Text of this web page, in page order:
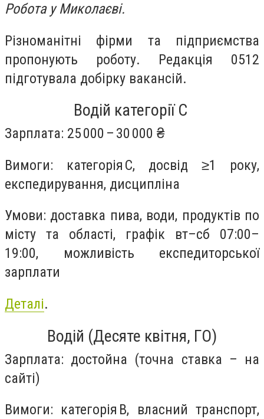
Робота у Миколаєві.
Різноманітні фірми та підприємства
пропонують роботу. Редакція 0512
підготувала добірку вакансій.
Водій категорії C
Зарплата: 25 000 – 30 000 ₴
Вимоги: категорія C, досвід ≥1 року,
експедирування, дисципліна
Умови: доставка пива, води, продуктів по
місту та області, графік вт–сб 07:00–
19:00, можливість експедиторської
зарплати
Деталі.
Водій (Десяте квітня, ГО)
Зарплата: достойна (точна ставка – на
сайті)
Вимоги: категорія B, власний транспорт,